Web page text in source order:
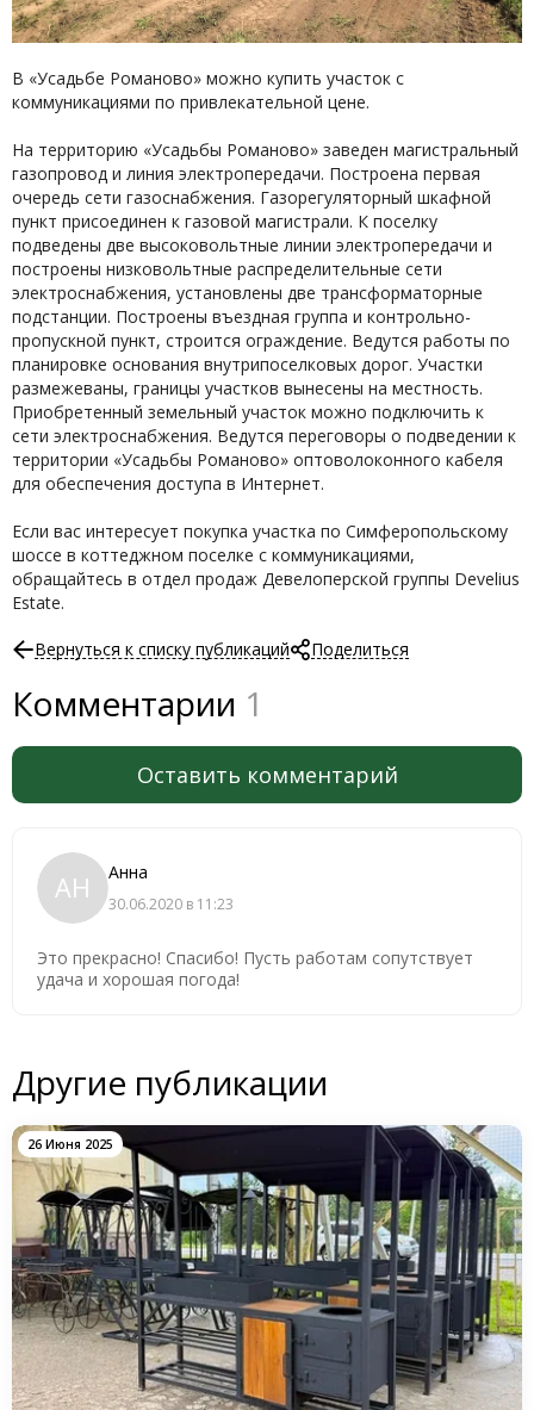
В «Усадьбе Романово» можно купить участок с
коммуникациями по привлекательной цене.
На территорию «Усадьбы Романово» заведен магистральный
газопровод и линия электропередачи. Построена первая
очередь сети газоснабжения. Газорегуляторный шкафной
пункт присоединен к газовой магистрали. К поселку
подведены две высоковольтные линии электропередачи и
построены низковольтные распределительные сети
электроснабжения, установлены две трансформаторные
подстанции. Построены въездная группа и контрольно-
пропускной пункт, строится ограждение. Ведутся работы по
планировке основания внутрипоселковых дорог. Участки
размежеваны, границы участков вынесены на местность.
Приобретенный земельный участок можно подключить к
сети электроснабжения. Ведутся переговоры о подведении к
территории «Усадьбы Романово» оптоволоконного кабеля
для обеспечения доступа в Интернет.
Если вас интересует покупка участка по Симферопольскому
шоссе в коттеджном поселке с коммуникациями,
обращайтесь в отдел продаж Девелоперской группы Develius
Estate.
Вернуться к списку публикаций Поделиться
Комментарии 1
АН Анна
30.06.2020 в 11:23
Это прекрасно! Спасибо! Пусть работам сопутствует
удача и хорошая погода!
Оставить комментарий
Другие публикации
26 Июня 2025